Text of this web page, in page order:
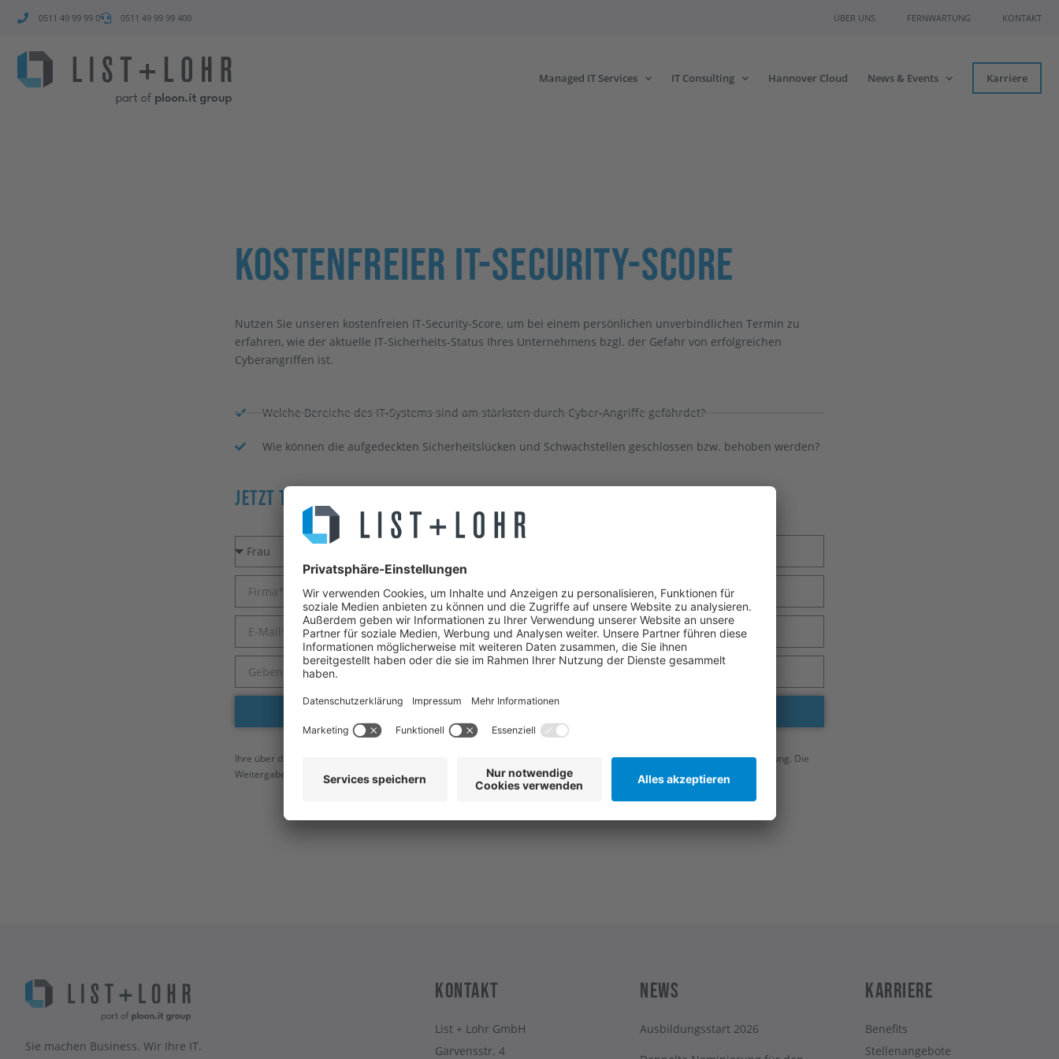
0511 49 99 99 0 0511 49 99 99 400 ÜBER UNS FERNWARTUNG KONTAKT
Managed IT Services IT Consulting Hannover Cloud News & Events Karriere
Kostenfreier IT-Security-Score
Nutzen Sie unseren kostenfreien IT-Security-Score, um bei einem persönlichen unverbindlichen Termin zu
erfahren, wie der aktuelle IT-Sicherheits-Status Ihres Unternehmens bzgl. der Gefahr von erfolgreichen
Cyberangriffen ist.
Welche Bereiche des IT-Systems sind am stärksten durch Cyber-Angriffe gefährdet?
Wie können die aufgedeckten Sicherheitslücken und Schwachstellen geschlossen bzw. behoben werden?
Jetzt Termin Vereinbaren
Ihre über dieses Formular gesendeten Daten verwenden wir nur für die Kontaktaufnahme bezüglich einer Terminvereinbarung. Die
Weitergabe der Daten an Dritte findet nicht statt. Unsere Hinweise zum Datenschutz finden Siehier.
Sie machen Business. Wir Ihre IT.
Kontakt
List + Lohr GmbH
Garvensstr. 4
News
Ausbildungsstart 2026
Karriere
Benefits
Stellenangebote